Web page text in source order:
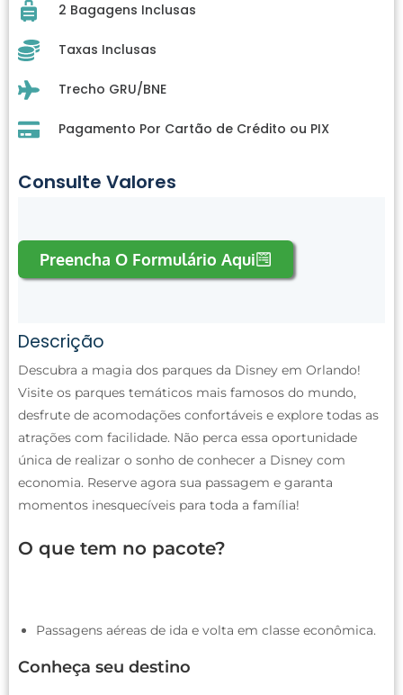
2 Bagagens Inclusas
Taxas Inclusas
Trecho GRU/BNE
Pagamento Por Cartão de Crédito ou PIX
Consulte Valores
Preencha O Formulário Aqui
Descrição
Descubra a magia dos parques da Disney em Orlando!
Visite os parques temáticos mais famosos do mundo,
desfrute de acomodações confortáveis e explore todas as
atrações com facilidade. Não perca essa oportunidade
única de realizar o sonho de conhecer a Disney com
economia. Reserve agora sua passagem e garanta
momentos inesquecíveis para toda a família!
O que tem no pacote?
Passagens aéreas de ida e volta em classe econômica.
Conheça seu destino